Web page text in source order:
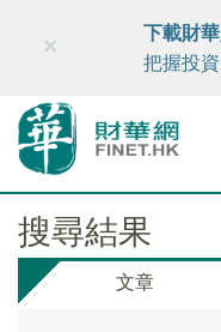
財華智庫網
×
下載財
把握投
搜尋結果
文章